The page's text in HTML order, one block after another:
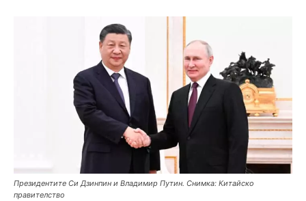
Президентите Си Дзинпин и Владимир Путин. Снимка: Китайско
правителство